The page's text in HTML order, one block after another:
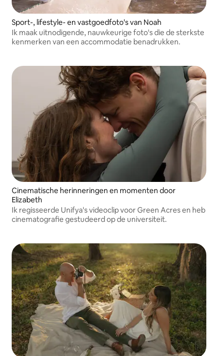
Sport-, lifestyle- en vastgoedfoto's van Noah
Ik maak uitnodigende, nauwkeurige foto's die de sterkste
kenmerken van een accommodatie benadrukken.
Cinematische herinneringen en momenten door
Elizabeth
Ik regisseerde Unifya's videoclip voor Green Acres en heb
cinematografie gestudeerd op de universiteit.